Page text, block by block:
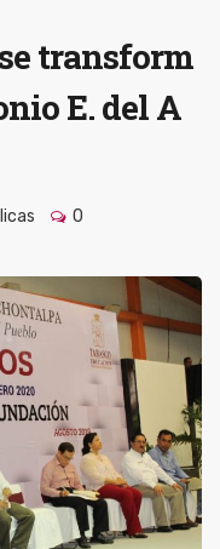
transform
E. del A
0